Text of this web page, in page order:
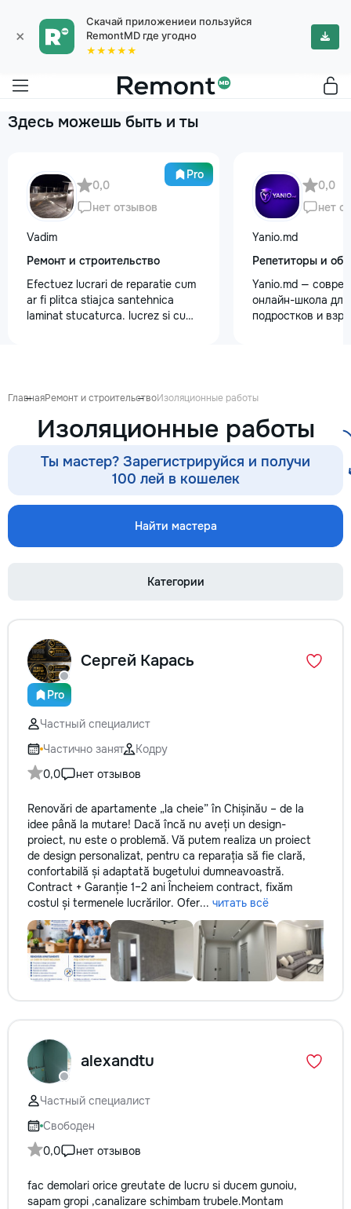
×
Скачай приложениеи пользуйся
RemontMD где угодно
★★★★★
Здесь можешь быть и ты
Pro
0,0
нет отзывов
Vadim
Ремонт и строительство
Efectuez lucrari de reparatie cum
ar fi plitca stiajca santehnica
laminat stucaturca. lucrez si cu
0,0
нет
Yanio.md
Репетиторы и
Yanio.md —
онлайн-школа для
подростков и
личных
преподаватели
английскому
языку,
другим
проходит онлайн
интерактивной
использованием
каждого ученика.
мини-группы ✔
ГлавнаяРемонт и строительствоИзоляционные работы
Изоляционные работы
Ты мастер? Зарегистрируйся и получи
100 лей в кошелек
Найти мастера
Категории
Pro
Сергей Карась
Частный специалист
Частично занят
Кодру
0,0
нет отзывов
Renovări de apartamente „la cheie” în Chișinău – de la
idee până la mutare! Dacă încă nu aveți un design-
proiect, nu este o problemă. Vă putem realiza un proiect
de design personalizat, pentru ca reparația să fie clară,
confortabilă și adaptată bugetului dumneavoastră.
Contract + Garanție 1–2 ani Încheiem contract, fixăm
costul și termenele lucrărilor. Ofer... читать всё
alexandtu
Частный специалист
Свободен
0,0
нет отзывов
fac demolari orice greutate de lucru si ducem gunoiu,
sapam gropi ,canalizare schimbam trubele.Montam